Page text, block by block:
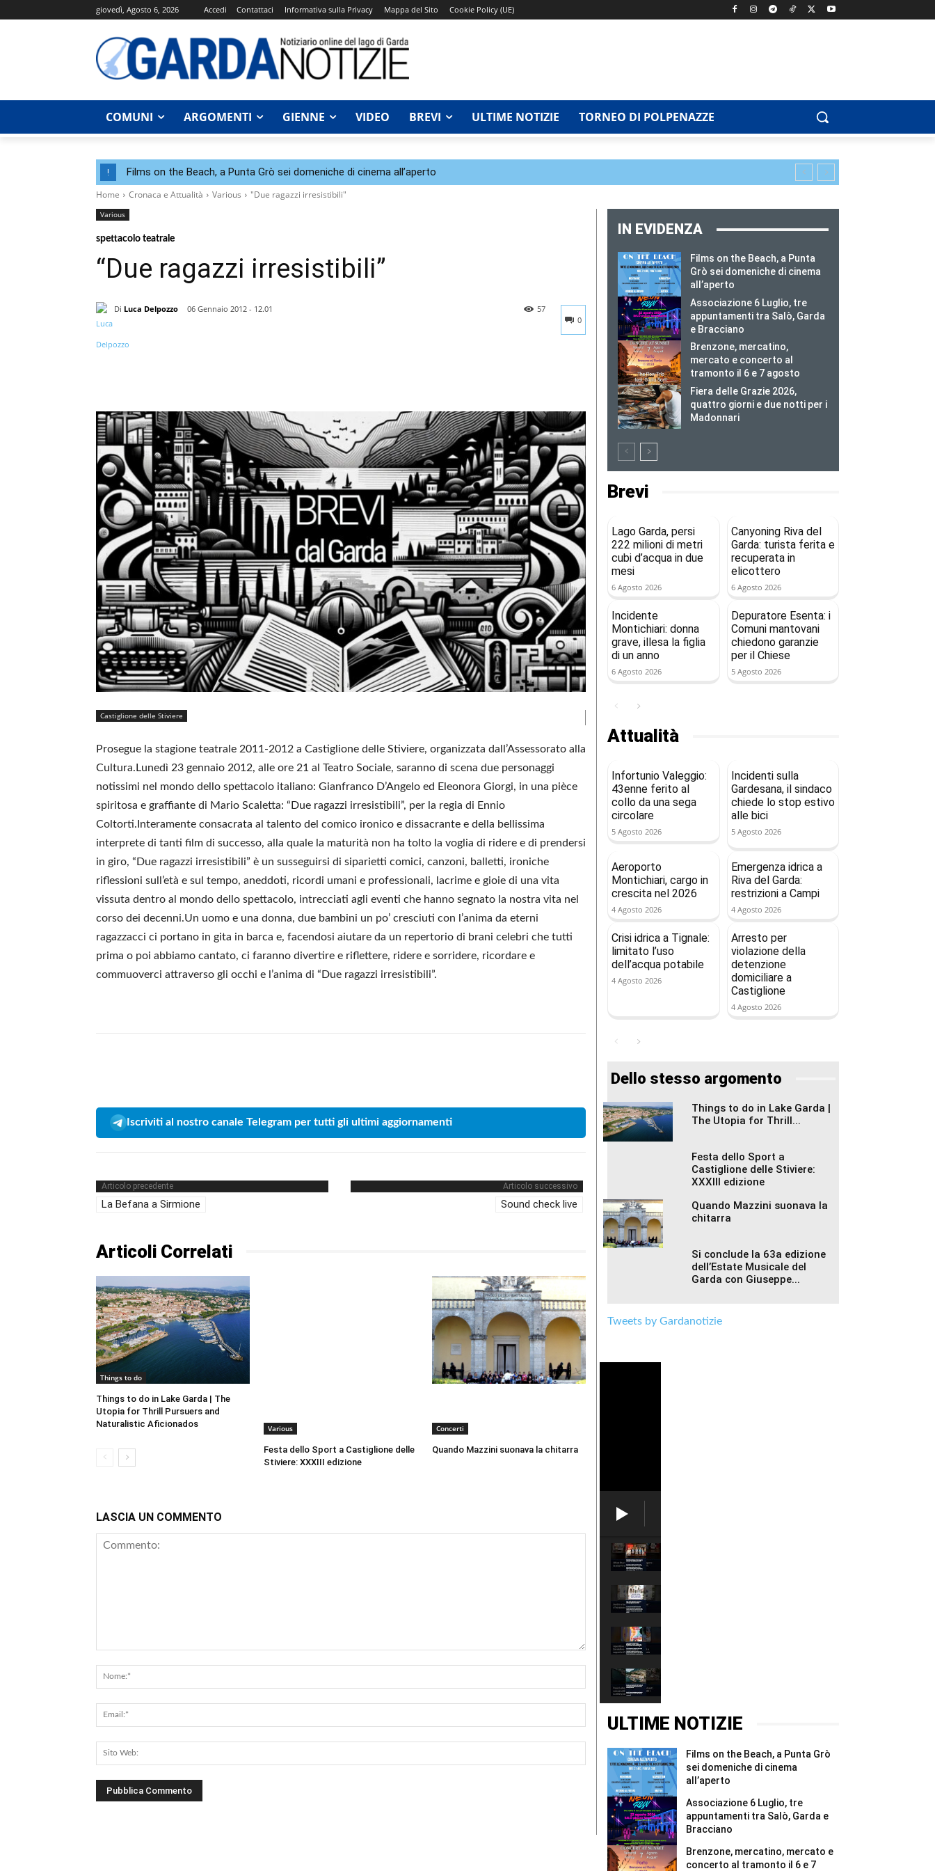
giovedì, Agosto 6, 2026 Accedi Contattaci Informativa sulla Privacy Mappa del Sito Cookie Policy (UE)
COMUNI ARGOMENTI GIENNE VIDEO BREVI ULTIME NOTIZIE TORNEO DI POLPENAZZE
! Films on the Beach, a Punta Grò sei domeniche di cinema all’aperto
Home Cronaca e Attualità Various "Due ragazzi irresistibili"
Various
spettacolo teatrale
“Due ragazzi irresistibili”
Di Luca Delpozzo
06 Gennaio 2012 - 12.01
0
57
Castiglione delle Stiviere
Prosegue la stagione teatrale 2011-2012 a Castiglione delle Stiviere, organizzata dall’Assessorato alla
Cultura.Lunedì 23 gennaio 2012, alle ore 21 al Teatro Sociale, saranno di scena due personaggi
notissimi nel mondo dello spettacolo italiano: Gianfranco D’Angelo ed Eleonora Giorgi, in una pièce
spiritosa e graffiante di Mario Scaletta: “Due ragazzi irresistibili”, per la regia di Ennio
Coltorti.Interamente consacrata al talento del comico ironico e dissacrante e della bellissima
interprete di tanti film di successo, alla quale la maturità non ha tolto la voglia di ridere e di prendersi
in giro, “Due ragazzi irresistibili” è un susseguirsi di siparietti comici, canzoni, balletti, ironiche
riflessioni sull’età e sul tempo, aneddoti, ricordi umani e professionali, lacrime e gioie di una vita
vissuta dentro al mondo dello spettacolo, intrecciati agli eventi che hanno segnato la nostra vita nel
corso dei decenni.Un uomo e una donna, due bambini un po’ cresciuti con l’anima da eterni
ragazzacci ci portano in gita in barca e, facendosi aiutare da un repertorio di brani celebri che tutti
prima o poi abbiamo cantato, ci faranno divertire e riflettere, ridere e sorridere, ricordare e
commuoverci attraverso gli occhi e l’anima di “Due ragazzi irresistibili”.
Iscriviti al nostro canale Telegram per tutti gli ultimi aggiornamenti
Articolo precedente
La Befana a Sirmione
Articolo successivo
Sound check live
Articoli Correlati
Things to do
Things to do in Lake Garda | The
Utopia for Thrill Pursuers and
Naturalistic Aficionados
Various
Festa dello Sport a Castiglione delle
Stiviere: XXXIII edizione
Concerti
Quando Mazzini suonava la chitarra
LASCIA UN COMMENTO
Nome:*
Web:
IN EVIDENZA
Films on the Beach, a Punta
Grò sei domeniche di cinema
all’aperto
Associazione 6 Luglio, tre
appuntamenti tra Salò, Garda
e Bracciano
Brenzone, mercatino,
mercato e concerto al
tramonto il 6 e 7 agosto
Fiera delle Grazie 2026,
quattro giorni e due notti per i
Madonnari
Brevi
Lago Garda, persi
222 milioni di metri
cubi d’acqua in due
mesi
6 Agosto 2026
Canyoning Riva del
Garda: turista ferita e
recuperata in
elicottero
6 Agosto 2026
Incidente
Montichiari: donna
grave, illesa la figlia
di un anno
6 Agosto 2026
Depuratore Esenta: i
Comuni mantovani
chiedono garanzie
per il Chiese
5 Agosto 2026
Attualità
Infortunio Valeggio:
43enne ferito al
collo da una sega
circolare
5 Agosto 2026
Incidenti sulla
Gardesana, il sindaco
chiede lo stop estivo
alle bici
5 Agosto 2026
Aeroporto
Montichiari, cargo in
crescita nel 2026
4 Agosto 2026
Emergenza idrica a
Riva del Garda:
restrizioni a Campi
4 Agosto 2026
Crisi idrica a Tignale:
limitato l’uso
dell’acqua potabile
4 Agosto 2026
Arresto per
violazione della
detenzione
domiciliare a
Castiglione
4 Agosto 2026
Dello stesso argomento
Things to do in Lake Garda |
The Utopia for Thrill...
Festa dello Sport a
Castiglione delle Stiviere:
XXXIII edizione
Quando Mazzini suonava la
chitarra
Si conclude la 63a edizione
dell’Estate Musicale del
Garda con Giuseppe...
Tweets by Gardanotizie
sapori
Carrar...
#Shorts
2027
sold
assegnati
in
quattro
giorni
tutti
i
5.000
pettorali
#Shorts
ULTIME NOTIZIE
Films on the Beach, a Punta Grò
sei domeniche di cinema
all’aperto
Associazione 6 Luglio, tre
appuntamenti tra Salò, Garda e
Bracciano
Brenzone, mercatino, mercato e
concerto al tramonto il 6 e 7